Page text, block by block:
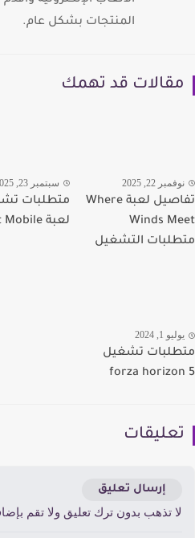
المنتجات بشكل عام.
قد تهمك
22, 2025
تفاصيل لعبة Where
Winds
التشغيل
سبتمبر 23, 2025
متطلبات
لعبة Rust Mobile
1, 2024
تشغيل
forza
إرسال تعليق
تذهب بدون ترك تعليق ولا تقم بإضافة